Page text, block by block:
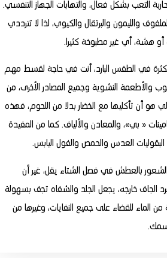
التعب بشكل فعال، والتهابات الجهاز التنفسي.
والليمون والبرتقال والكيوي، لذا لا تترددي
أو هشة، أي غير مطبوخة كثيرا.
بكثرة في الطقس البارد، أنت في حاجة لقسط مهم
والأطعمة النشوية وجميع المصادر الأخرى، من
هو أن تأكليها مع الخضار بدلا من اللحوم، فهذه
« بي»، والمعادن والألياف. كما من المفيدة
البقوليات العدس والحمص والفول اليابس.
بالعطش في فصل الشتاء يقل، غير أن
الجاف خارجه، يجعل الجلد والشفاه تجف بسهولة
من الماء للقضاء على جميع النفايات، وغيرها من